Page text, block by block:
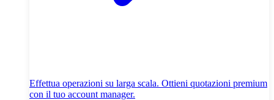
Effettua operazioni su larga scala. Ottieni quotazioni premium
con il tuo account manager.